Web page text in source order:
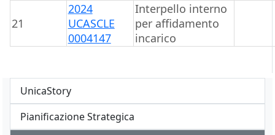
21
2024
UCASCLE
0004147
Interpello interno
per affidamento
incarico
UnicaStory
Pianificazione Strategica